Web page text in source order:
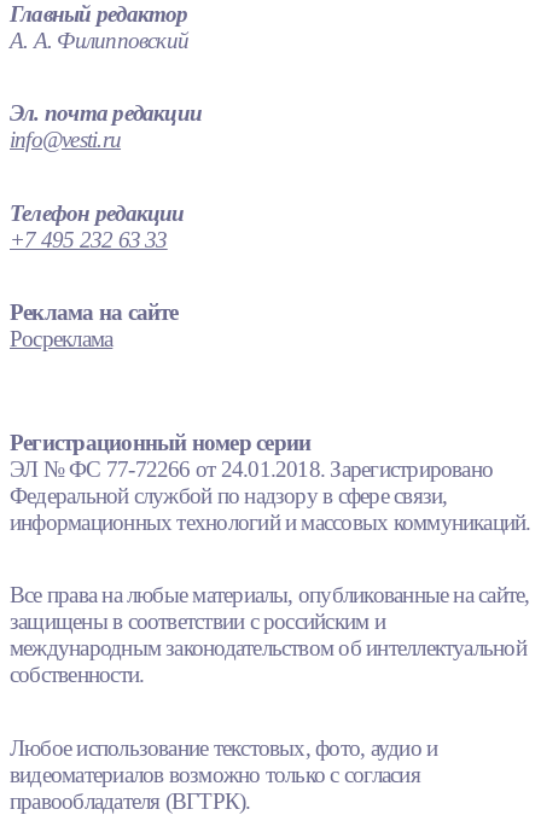
Главный редактор
А. А. Филипповский
Эл. почта редакции
info@vesti.ru
Телефон редакции
+7 495 232 63 33
Реклама на сайте
Росреклама
Регистрационный номер серии
ЭЛ № ФС 77-72266 от 24.01.2018. Зарегистрировано
Федеральной службой по надзору в сфере связи,
информационных технологий и массовых коммуникаций.
Все права на любые материалы, опубликованные на сайте,
защищены в соответствии с российским и
международным законодательством об интеллектуальной
собственности.
Любое использование текстовых, фото, аудио и
видеоматериалов возможно только с согласия
правообладателя (ВГТРК).